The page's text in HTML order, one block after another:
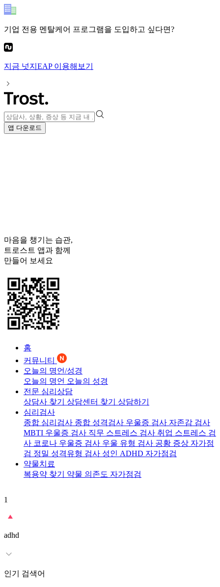
기업 전용 멘탈케어 프로그램을 도입하고 싶다면?
지금 넛지EAP이용해보기
앱 다운로드
마음을 챙기는 습관,
트로스트 앱과 함께
만들어 보세요
홈
커뮤니티
오늘의 명언/성경
오늘의 명언 오늘의 성경
전문 심리상담
상담사 찾기 상담센터 찾기 상담하기
심리검사
종합 심리검사 종합 성격검사 우울증 검사 자존감 검사
MBTI 우울증 검사 직무 스트레스 검사 취업 스트레스 검
사 코로나 우울증 검사 우울 유형 검사 공황 증상 자가점
검 정밀 성격유형 검사 성인 ADHD 자가점검
약물치료
복용약 찾기 약물 의존도 자가점검
1
adhd
인기 검색어